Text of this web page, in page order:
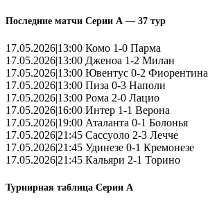
Последние матчи Серии А — 37 тур
17.05.2026|13:00 Комо 1-0 Парма
17.05.2026|13:00 Дженоа 1-2 Милан
17.05.2026|13:00 Ювентус 0-2 Фиорентина
17.05.2026|13:00 Пиза 0-3 Наполи
17.05.2026|13:00 Рома 2-0 Лацио
17.05.2026|16:00 Интер 1-1 Верона
17.05.2026|19:00 Аталанта 0-1 Болонья
17.05.2026|21:45 Сассуоло 2-3 Лечче
17.05.2026|21:45 Удинезе 0-1 Кремонезе
17.05.2026|21:45 Кальяри 2-1 Торино
Турнирная таблица Серии А